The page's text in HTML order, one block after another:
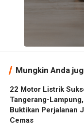
Mungkin Anda
22 Motor Listrik
Tangerang-
Buktikan Perjalanan
Cemas